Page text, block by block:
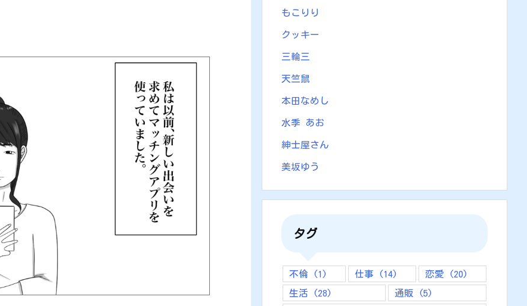
もこりり
クッキー
三輪三
天竺鼠
本田なめし
水季 あお
紳士屋さん
美坂ゆう
タグ
不倫 (1) 仕事 (14) 恋愛 (20)
生活 (28) 通販 (5)